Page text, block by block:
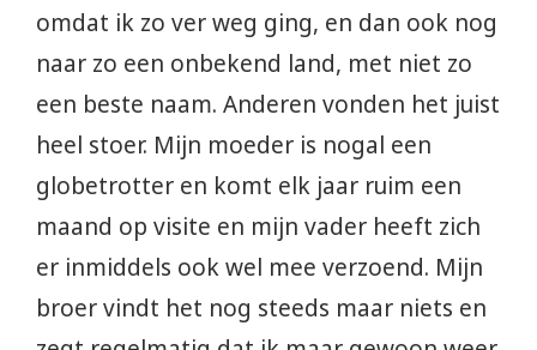
omdat ik zo ver weg ging, en dan ook nog
naar zo een onbekend land, met niet zo
een beste naam. Anderen vonden het juist
heel stoer. Mijn moeder is nogal een
globetrotter en komt elk jaar ruim een
maand op visite en mijn vader heeft zich
er inmiddels ook wel mee verzoend. Mijn
broer vindt het nog steeds maar niets en